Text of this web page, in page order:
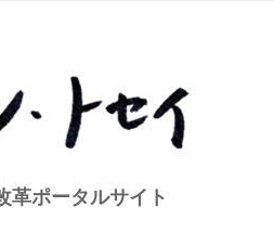
革ポータルサイト